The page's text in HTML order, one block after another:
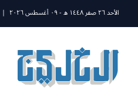
الأحد ٢٦ صفر ١٤٤٨ ه - ٠٩ أغسطس ٢٠٢٦ |